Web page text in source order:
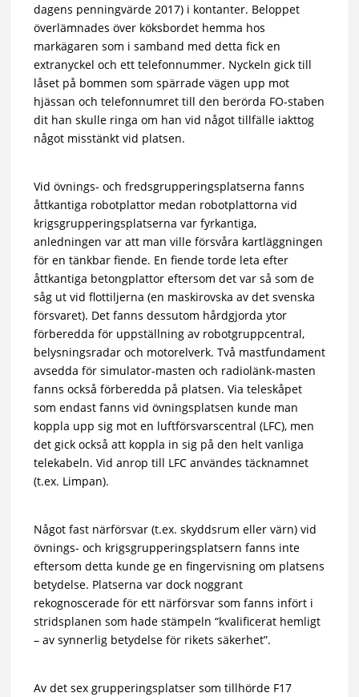
dagens penningvärde 2017) i kontanter. Beloppet
överlämnades över köksbordet hemma hos
markägaren som i samband med detta fick en
extranyckel och ett telefonnummer. Nyckeln gick till
låset på bommen som spärrade vägen upp mot
hjässan och telefonnumret till den berörda FO-staben
dit han skulle ringa om han vid något tillfälle iakttog
något misstänkt vid platsen.
Vid övnings- och fredsgrupperingsplatserna fanns
åttkantiga robotplattor medan robotplattorna vid
krigsgrupperingsplatserna var fyrkantiga,
anledningen var att man ville försvåra kartläggningen
för en tänkbar fiende. En fiende torde leta efter
åttkantiga betongplattor eftersom det var så som de
såg ut vid flottiljerna (en maskirovska av det svenska
försvaret). Det fanns dessutom hårdgjorda ytor
förberedda för uppställning av robotgruppcentral,
belysningsradar och motorelverk. Två mastfundament
avsedda för simulator-masten och radiolänk-masten
fanns också förberedda på platsen. Via teleskåpet
som endast fanns vid övningsplatsen kunde man
koppla upp sig mot en luftförsvarscentral (LFC), men
det gick också att koppla in sig på den helt vanliga
telekabeln. Vid anrop till LFC användes täcknamnet
(t.ex. Limpan).
Något fast närförsvar (t.ex. skyddsrum eller värn) vid
övnings- och krigsgrupperingsplatsern fanns inte
eftersom detta kunde ge en fingervisning om platsens
betydelse. Platserna var dock noggrant
rekognoscerade för ett närförsvar som fanns infört i
stridsplanen som hade stämpeln “kvalificerat hemligt
– av synnerlig betydelse för rikets säkerhet”.
Av det sex grupperingsplatser som tillhörde F17